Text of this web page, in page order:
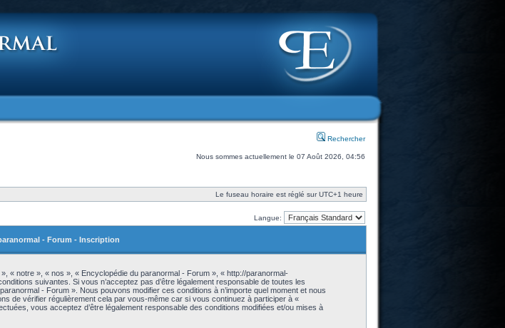
Rechercher
Nous sommes actuellement le 07 Août 2026, 04:56
Le fuseau horaire est réglé sur UTC+1 heure
Langue:
- Forum - Inscription
« notre », « nos », « Encyclopédie du paranormal - Forum », « http://paranormal-
suivantes. Si vous n’acceptez pas d’être légalement responsable de toutes les
- Forum ». Nous pouvons modifier ces conditions à n’importe quel moment et nous
de vérifier régulièrement cela par vous-même car si vous continuez à participer à «
vous acceptez d’être légalement responsable des conditions modifiées et/ou mises à